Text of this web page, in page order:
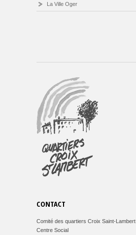
La Ville Oger
CONTACT
Comité des quartiers Croix Saint-Lambert
Centre Social